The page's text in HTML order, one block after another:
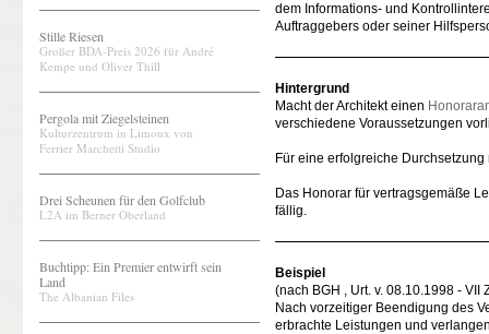
Stille Riesen
Großer BDA-Preis 2026 für André
Kempe und Oliver Thill
Pergola mit Ziegelsteinen
Kulturzentrum in Limoux von
Ferrier Marchetti Studio
Drei Scheunen für den Golfclub
L2A im Berner Oberland
Buchtipp: Ein Premier entwirft sein
Land
The Albanian Files
dem Informations- und
Auftraggebers oder seiner
Hintergrund
Macht der Architekt einen
verschiedene Voraussetzungen
Für eine erfolgreiche
Das Honorar für vertragsgemäße
fällig.
Beispiel
(nach BGH , Urt. v. 08.10.1998 - VII
Nach vorzeitiger Beendigung des
erbrachte Leistungen und